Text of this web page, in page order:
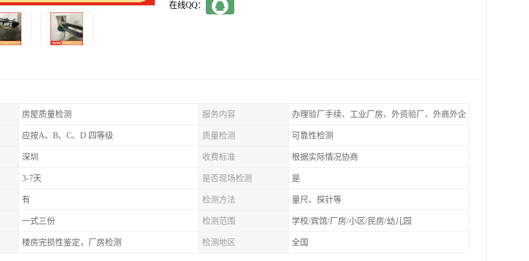
在线QQ：
房屋质量检测 服务内容 办理验厂手续、工业厂房、外资验厂、外商外企
应按A、B、C、D 四等级 质量检测 可靠性检测
深圳 收费标准 根据实际情况协商
3-7天 是否现场检测 是
有 检测方法 量尺、探针等
一式三份 检测范围 学校/宾馆/厂房/小区/民房/幼儿园
楼房完损性鉴定，厂房检测 检测地区 全国